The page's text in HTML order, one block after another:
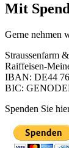
Mit
Gerne nehmen
Straussenfarm
Raiffeisen-
IBAN: DE44
BIC:
Spenden Sie